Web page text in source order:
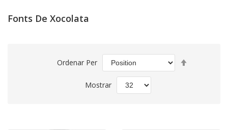
Fonts De Xocolata
Ordenar Per
Mostrar